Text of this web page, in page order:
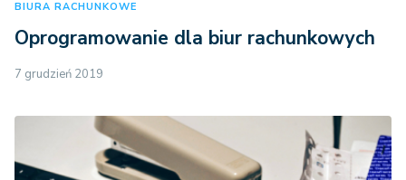
BIURA RACHUNKOWE
Oprogramowanie dla biur rachunkowych
7 grudzień 2019